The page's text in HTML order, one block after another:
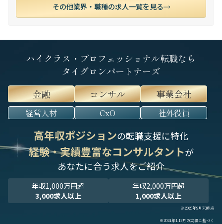
その他業界・職種の求人一覧を見る
ハイクラス・プロフェッショナル転職なら
タイグロンパートナーズ
金融
コンサル 事業会社
経営人材 CxO 社外役員
高年収ポジションの転職支援に特化
経験・実績豊富なコンサルタントが
あなたに合う求人をご紹介
年収1,000万円超
3,000求人以上
年収2,000万円超
1,000求人以上
※2025年9月末時点
※2024年1-12月の実績に基づく